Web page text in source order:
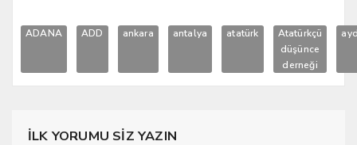
ADANA ADD ankara antalya atatürk
Atatürkçü
düşünce
derneği
İLK YORUMU SİZ YAZIN